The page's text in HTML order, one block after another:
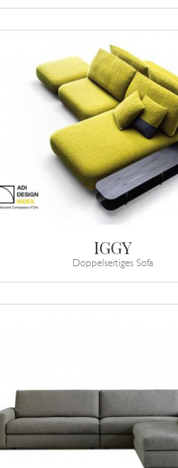
IGGY
Doppelseitiges Sofa